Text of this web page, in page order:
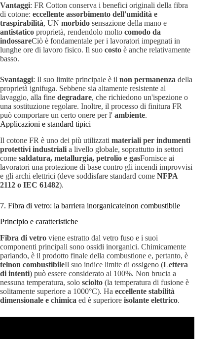
Vantaggi: FR Cotton conserva i benefici originali della fibra
di cotone: eccellente assorbimento dell'umidità e
traspirabilità, UN morbido sensazione della mano e
antistatico proprietà, rendendolo molto comodo da
indossareCiò è fondamentale per i lavoratori impegnati in
lunghe ore di lavoro fisico. Il suo costo è anche relativamente
basso.
Svantaggi: Il suo limite principale è il non permanenza della
proprietà ignifuga. Sebbene sia altamente resistente al
lavaggio, alla fine degradare, che richiedono un'ispezione o
una sostituzione regolare. Inoltre, il processo di finitura FR
può comportare un certo onere per l' ambiente.
Applicazioni e standard tipici
Il cotone FR è uno dei più utilizzati materiali per indumenti
protettivi industriali a livello globale, soprattutto in settori
come saldatura, metallurgia, petrolio e gasFornisce ai
lavoratori una protezione di base contro gli incendi improvvisi
e gli archi elettrici (deve soddisfare standard come NFPA
2112 o IEC 61482).
7. Fibra di vetro: la barriera inorganicatelnon combustibile
Principio e caratteristiche
Fibra di vetro viene estratto dal vetro fuso e i suoi
componenti principali sono ossidi inorganici. Chimicamente
parlando, è il prodotto finale della combustione e, pertanto, è
telnon combustibileIl suo indice limite di ossigeno (Lettera
di intenti) può essere considerato al 100%. Non brucia a
nessuna temperatura, solo sciolto (la temperatura di fusione è
solitamente superiore a 1000°C). Ha eccellente stabilità
dimensionale e chimica ed è superiore isolante elettrico.